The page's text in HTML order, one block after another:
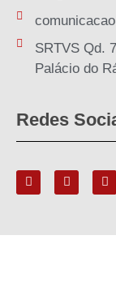
SRTVS Qd.
Palácio do
Redes